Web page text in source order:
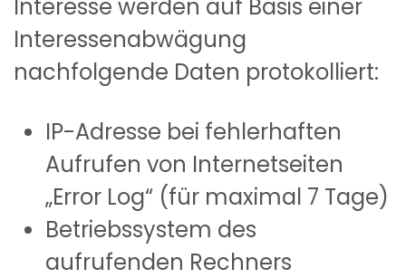
Interesse werden auf Basis einer
Interessenabwägung
nachfolgende Daten protokolliert:
IP-Adresse bei fehlerhaften
Aufrufen von Internetseiten
„Error Log“ (für maximal 7 Tage)
Betriebssystem des
aufrufenden Rechners